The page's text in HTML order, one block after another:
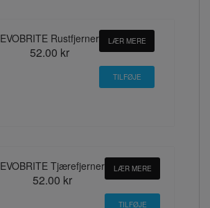
EVOBRITE Rustfjerner
52.00 kr
LÆR MERE
EVOBRITE Tjærefjerner
52.00 kr
LÆR MERE